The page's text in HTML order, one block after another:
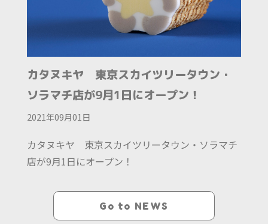
カタヌキヤ 東京スカイツリータウン・
ソラマチ店が9月1日にオープン！
2021年09月01日
カタヌキヤ 東京スカイツリータウン・ソラマチ
店が9月1日にオープン！
Go to NEWS